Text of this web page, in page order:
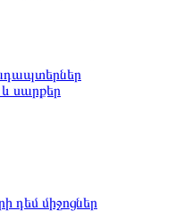
սարքեր
դեմ միջոցներ